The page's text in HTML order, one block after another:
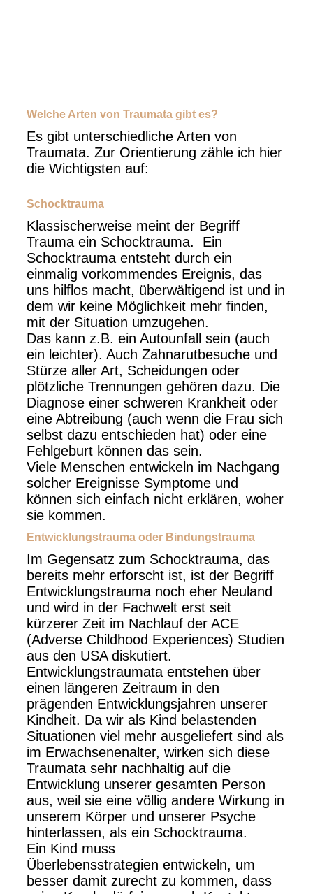
Welche Arten von Traumata gibt es?
Es gibt unterschiedliche Arten von
Traumata. Zur Orientierung zähle ich hier
die Wichtigsten auf:
Schocktrauma
Klassischerweise meint der Begriff
Trauma ein Schocktrauma. Ein
Schocktrauma entsteht durch ein
einmalig vorkommendes Ereignis, das
uns hilflos macht, überwältigend ist und in
dem wir keine Möglichkeit mehr finden,
mit der Situation umzugehen.
Das kann z.B. ein Autounfall sein (auch
ein leichter). Auch Zahnarutbesuche und
Stürze aller Art, Scheidungen oder
plötzliche Trennungen gehören dazu. Die
Diagnose einer schweren Krankheit oder
eine Abtreibung (auch wenn die Frau sich
selbst dazu entschieden hat) oder eine
Fehlgeburt können das sein.
Viele Menschen entwickeln im Nachgang
solcher Ereignisse Symptome und
können sich einfach nicht erklären, woher
sie kommen.
Entwicklungstrauma oder Bindungstrauma
Im Gegensatz zum Schocktrauma, das
bereits mehr erforscht ist, ist der Begriff
Entwicklungstrauma noch eher Neuland
und wird in der Fachwelt erst seit
kürzerer Zeit im Nachlauf der ACE
(Adverse Childhood Experiences) Studien
aus den USA diskutiert.
Entwicklungstraumata entstehen über
einen längeren Zeitraum in den
prägenden Entwicklungsjahren unserer
Kindheit. Da wir als Kind belastenden
Situationen viel mehr ausgeliefert sind als
im Erwachsenenalter, wirken sich diese
Traumata sehr nachhaltig auf die
Entwicklung unserer gesamten Person
aus, weil sie eine völlig andere Wirkung in
unserem Körper und unserer Psyche
hinterlassen, als ein Schocktrauma.
Ein Kind muss
Überlebensstrategien entwickeln, um
besser damit zurecht zu kommen, dass